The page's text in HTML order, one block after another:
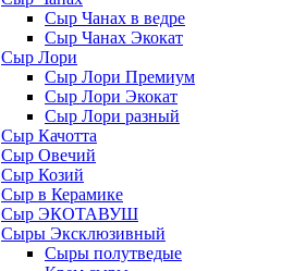
Сыр Чанах в ведре
Сыр Чанах Экокат
Сыр Лори
Сыр Лори Премиум
Сыр Лори Экокат
Сыр Лори разный
Сыр Качотта
Сыр Овечий
Сыр Козий
Сыр в Керамике
Сыр ЭКОТАВУШ
Сыры Эксклюзивный
Сыры полутведые